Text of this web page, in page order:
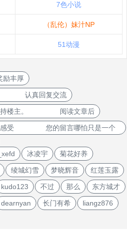
7色小说
（乱伦）妹汁NP
51动漫
励丰厚
！ 认真回复交流
支持楼主。 阅读文章后
得感受 您的留言哪怕只是一个
冰凌宇 菊花好养
绫城幻雪 梦晓辉音 红莲玉露
kudo123 不过 那么 东方城才
dearnyan 长门有希 liangz876